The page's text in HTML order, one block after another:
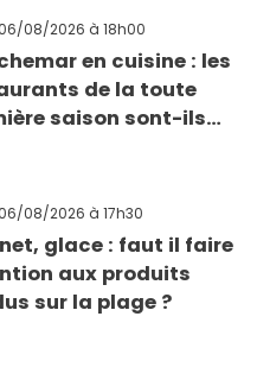
!
08/2026 à 18h00
en cuisine : les
de la toute
saison sont-ils
08/2026 à 17h30
glace : faut il faire
aux produits
sur la plage ?